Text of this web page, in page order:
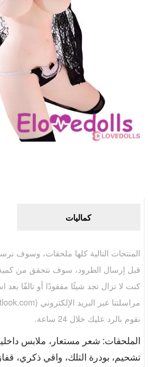
كماليات
المنتجات التالية كلها ملحقات، وسوف
قبل إرسال الطرود، سوف نتحقق من كمية
كنت لا تزال تجد شيئًا مفقودًا أو تالفًا بعد
مراسلتنا عبر البريد الإلكتروني (
نقوم بالرد عليك خلال 24 ساعة.
الملحقات: شعر مستعار، ملابس
تشحيم، بودرة التلك، واقي ذكري،